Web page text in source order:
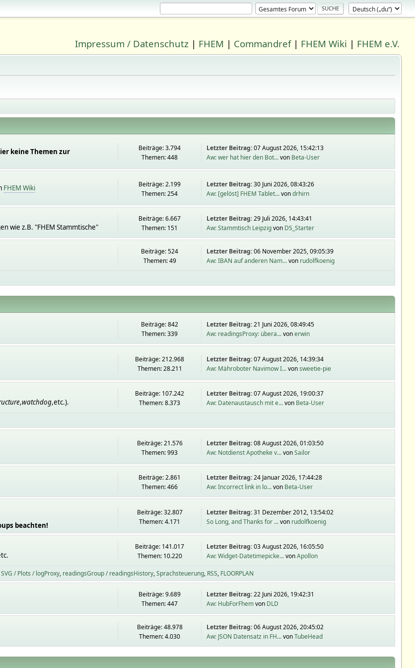
Impressum / Datenschutz | FHEM | Commandref| FHEM Wiki | FHEM e.V.
keine Themen zur
Beiträge: 3.794
Themen: 448
Letzter Beitrag:07 August 2026, 15:42:13
Aw: wer hat hier den Bot...von Beta-User
FHEM Wiki
Beiträge: 2.199
Themen: 254
Letzter Beitrag:30 Juni 2026, 08:43:26
Aw: [gelöst] FHEM Tablet...vondrhirn
wie z.B. "FHEM Stammtische"
Beiträge: 6.667
Themen: 151
Letzter Beitrag:29 Juli 2026, 14:43:41
Aw: Stammtisch Leipzigvon DS_Starter
Beiträge: 524
Themen: 49
Letzter Beitrag:06 November 2025, 09:05:39
Aw: IBAN auf anderen Nam...von rudolfkoenig
Beiträge: 842
Themen: 339
Letzter Beitrag:21 Juni 2026, 08:49:45
Aw: readingsProxy: übera...vonerwin
Beiträge: 212.968
Themen: 28.211
Letzter Beitrag:07 August 2026, 14:39:34
Aw: Mähroboter Navimow I...vonsweetie-pie
,watchdog,etc.).
Beiträge: 107.242
Themen: 8.373
Letzter Beitrag:07 August 2026, 19:00:37
Aw: Datenaustausch mit e...von Beta-User
Beiträge: 21.576
Themen: 993
Letzter Beitrag:08 August 2026, 01:03:50
Aw: Notdienst Apotheke v...vonSailor
Beiträge: 2.861
Themen: 466
Letzter Beitrag:24 Januar 2026, 17:44:28
Aw: Incorrect link in lo...von Beta-User
beachten!
Beiträge: 32.807
Themen: 4.171
Letzter Beitrag:31 Dezember 2012, 13:54:02
So Long, and Thanks for ...von rudolfkoenig
Beiträge: 141.017
Themen: 10.220
Letzter Beitrag:03 August 2026, 16:05:50
Aw: Widget-Datetimepicke...vonApollon
SVG / Plots / logProxy readingsGroup / readingsHistory Sprachsteuerung RSS FLOORPLAN
Beiträge: 9.689
Themen: 447
Letzter Beitrag:22 Juni 2026, 19:42:31
Aw: HubForFhemvon DLD
Beiträge: 48.978
Themen: 4.030
Letzter Beitrag:06 August 2026, 20:45:02
Aw: JSON Datensatz in FH...vonTubeHead